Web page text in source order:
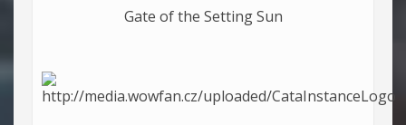
Gate of the Setting Sun